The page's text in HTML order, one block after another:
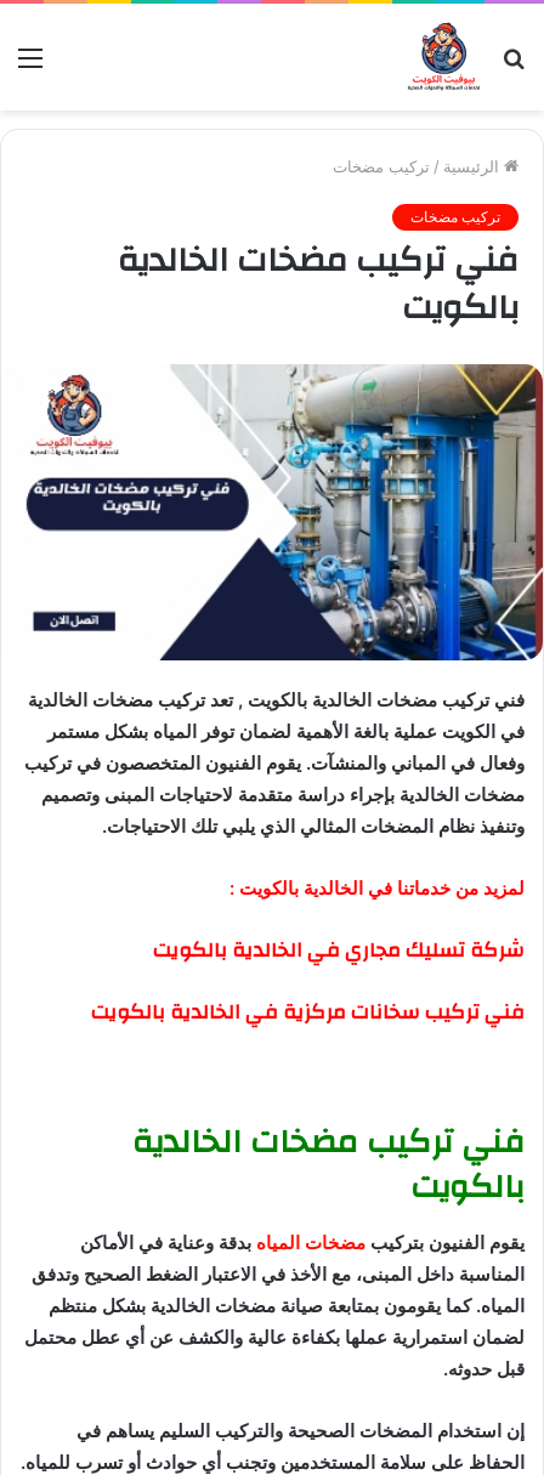
بحث
عن
الرئيسية / تركيب مضخات
تركيب مضخات
فني تركيب مضخات الخالدية
بالكويت
فني تركيب مضخات الخالدية بالكويت , تعد تركيب مضخات الخالدية
في الكويت عملية بالغة الأهمية لضمان توفر المياه بشكل مستمر
وفعال في المباني والمنشآت. يقوم الفنيون المتخصصون في تركيب
مضخات الخالدية بإجراء دراسة متقدمة لاحتياجات المبنى وتصميم
وتنفيذ نظام المضخات المثالي الذي يلبي تلك الاحتياجات.
لمزيد من خدماتنا في الخالدية بالكويت :
شركة تسليك مجاري في الخالدية بالكويت
فني تركيب سخانات مركزية في الخالدية بالكويت
فني تركيب مضخات الخالدية
بالكويت
يقوم الفنيون بتركيب مضخات المياه بدقة وعناية في الأماكن
المناسبة داخل المبنى، مع الأخذ في الاعتبار الضغط الصحيح وتدفق
المياه. كما يقومون بمتابعة صيانة مضخات الخالدية بشكل منتظم
لضمان استمرارية عملها بكفاءة عالية والكشف عن أي عطل محتمل
قبل حدوثه.
إن استخدام المضخات الصحيحة والتركيب السليم يساهم في
الحفاظ على سلامة المستخدمين وتجنب أي حوادث أو تسرب للمياه.